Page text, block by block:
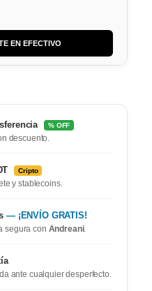
EN EFECTIVO
% OFF
descuento.
Cripto
y stablecoins.
— ¡ENVÍO GRATIS!
segura con Andreani.
ante cualquier desperfecto.